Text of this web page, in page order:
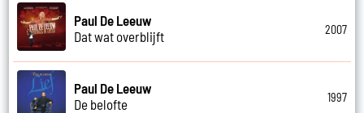
Paul De Leeuw
Dat wat overblijft
2007
Paul De Leeuw
De belofte
1997